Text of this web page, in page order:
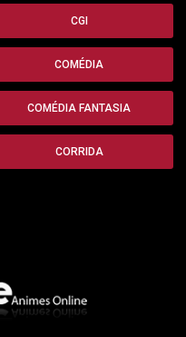
CGI
COMÉDIA
COMÉDIA FANTASIA
CORRIDA